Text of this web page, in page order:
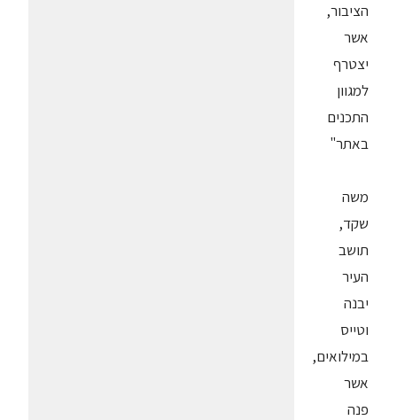
הציבור,
אשר
יצטרף
למגוון
התכנים
באתר"
משה
שקד,
תושב
העיר
יבנה
וטייס
במילואים,
אשר
פנה